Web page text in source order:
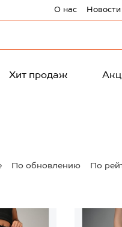
О нас Новости
Хит продаж
По обновлению По